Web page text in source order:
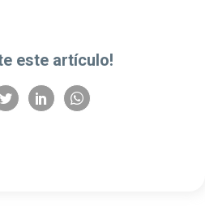
este artículo!